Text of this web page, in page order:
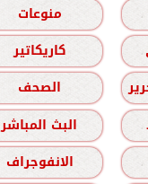
منوعات
كاريكاتير
الصحف
البث المباشر
الانفوجراف